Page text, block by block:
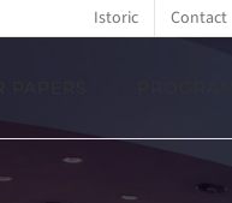
Istoric Contact